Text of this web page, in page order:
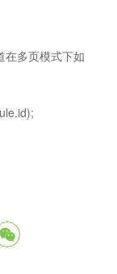
在多页模式下如